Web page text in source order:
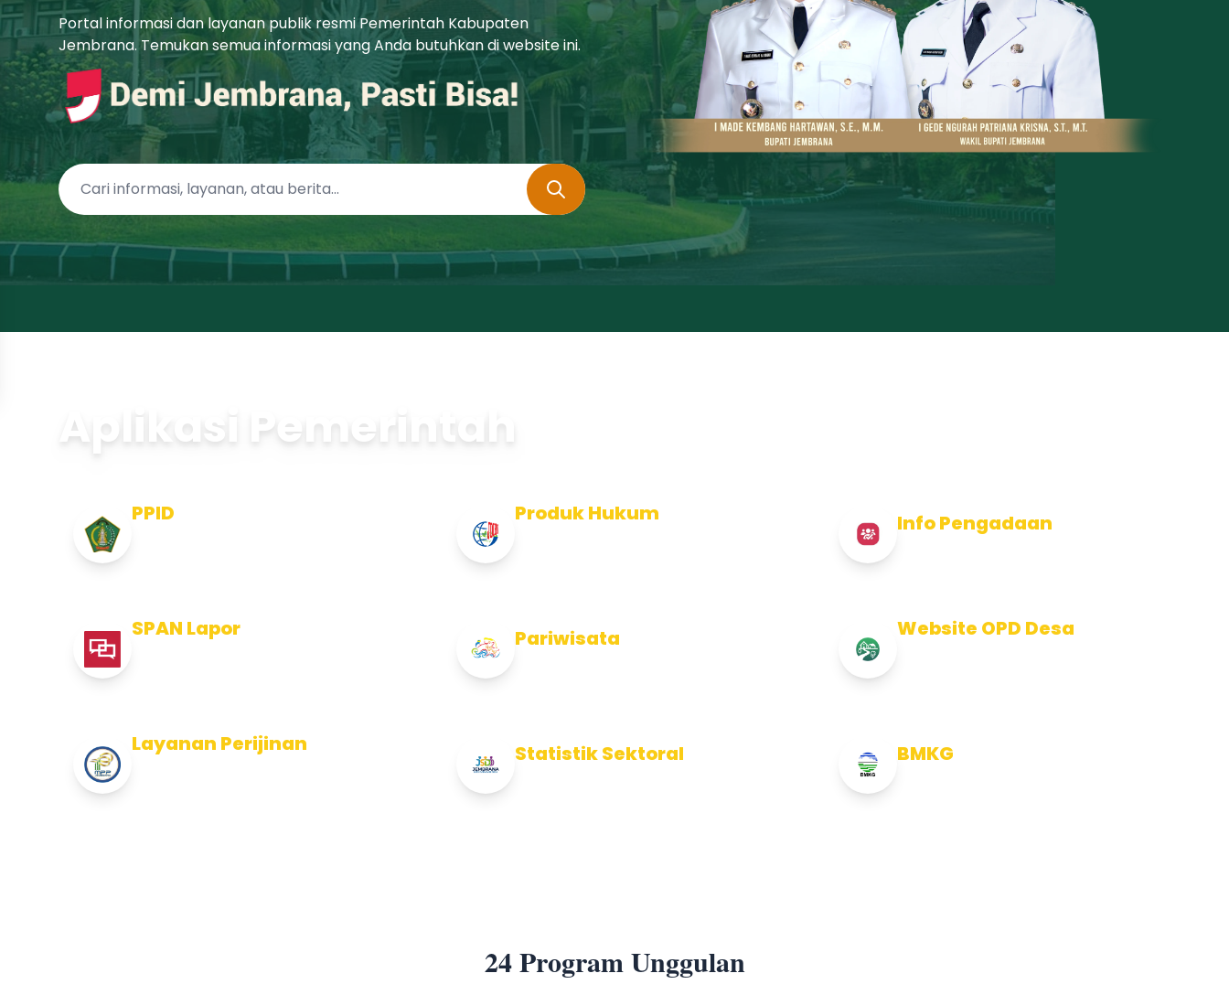
Portal informasi dan layanan publik resmi Pemerintah Kabupaten
Jembrana. Temukan semua informasi yang Anda butuhkan di website ini.
Aplikasi Pemerintah
PPID Produk Hukum Info Pengadaan
SPAN Lapor Pariwisata Website OPD Desa
Layanan Perijinan Statistik Sektoral BMKG
24 Program Unggulan